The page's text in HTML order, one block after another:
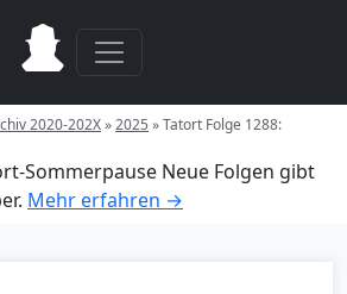
2020-202X»2025 »Tatort Folge 1288:
Sommerpause Neue Folgen gibt
Mehr erfahren →